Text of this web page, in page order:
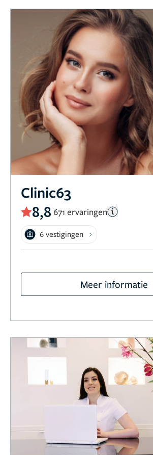
Clinic63
8,8 671 ervaringen
6 vestigingen
Meer informatie